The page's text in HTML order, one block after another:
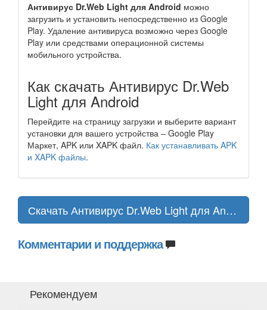
Антивирус Dr.Web Light для Android можно
загрузить и установить непосредственно из Google
Play. Удаление антивируса возможно через Google
Play или средствами операционной системы
мобильного устройства.
Как скачать Антивирус Dr.Web
Light для Android
Перейдите на страницу загрузки и выберите вариант
установки для вашего устройства – Google Play
Маркет, APK или XAPK файл. Как устанавливать APK
и XAPK файлы.
Скачать Антивирус Dr.Web Light для Android
Комментарии и поддержка
Рекомендуем